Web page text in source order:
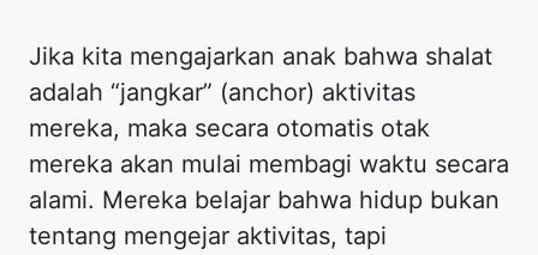
​Jika kita mengajarkan anak bahwa shalat
adalah “jangkar” (anchor) aktivitas
mereka, maka secara otomatis otak
mereka akan mulai membagi waktu secara
alami. Mereka belajar bahwa hidup bukan
tentang mengejar aktivitas, tapi